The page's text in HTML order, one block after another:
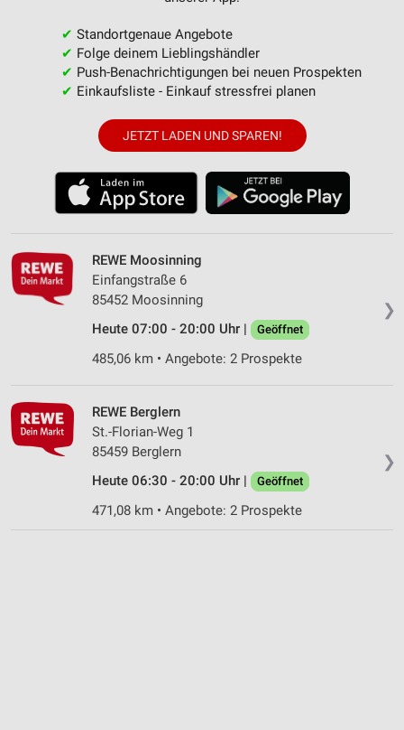
✔ Standortgenaue Angebote
✔ Folge deinem Lieblingshändler
✔ Push-Benachrichtigungen bei neuen Prospekten
✔ Einkaufsliste - Einkauf stressfrei planen
JETZT LADEN UND SPAREN!
❯
REWE Moosinning
Einfangstraße 6
85452 Moosinning
Heute 07:00 - 20:00 Uhr |
Geöffnet
485,06 km • Angebote: 2 Prospekte
❯
REWE Berglern
St.-Florian-Weg 1
85459 Berglern
Heute 06:30 - 20:00 Uhr |
Geöffnet
471,08 km • Angebote: 2 Prospekte